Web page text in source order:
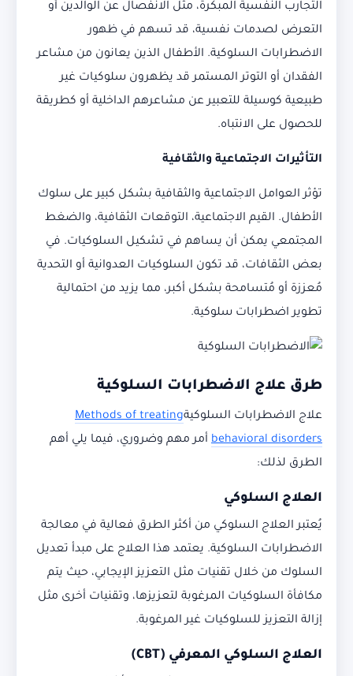
التجارب النفسية المبكرة، مثل الانفصال عن الوالدين أو
التعرض لصدمات نفسية، قد تسهم في ظهور
الاضطرابات السلوكية. الأطفال الذين يعانون من مشاعر
الفقدان أو التوتر المستمر قد يظهرون سلوكيات غير
طبيعية كوسيلة للتعبير عن مشاعرهم الداخلية أو كطريقة
للحصول على الانتباه.
التأثيرات الاجتماعية والثقافية
تؤثر العوامل الاجتماعية والثقافية بشكل كبير على سلوك
الأطفال. القيم الاجتماعية، التوقعات الثقافية، والضغط
المجتمعي يمكن أن يساهم في تشكيل السلوكيات. في
بعض الثقافات، قد تكون السلوكيات العدوانية أو التحدية
مُعززة أو مُتسامحة بشكل أكبر، مما يزيد من احتمالية
تطوير اضطرابات سلوكية.
طرق علاج الاضطرابات السلوكية
علاج الاضطرابات السلوكيةMethods of treating
behavioral disorders أمر مهم وضروري، فيما يلي أهم
الطرق لذلك:
العلاج السلوكي
يُعتبر العلاج السلوكي من أكثر الطرق فعالية في معالجة
الاضطرابات السلوكية. يعتمد هذا العلاج على مبدأ تعديل
السلوك من خلال تقنيات مثل التعزيز الإيجابي، حيث يتم
مكافأة السلوكيات المرغوبة لتعزيزها، وتقنيات أخرى مثل
إزالة التعزيز للسلوكيات غير المرغوبة.
العلاج السلوكي المعرفي (CBT)